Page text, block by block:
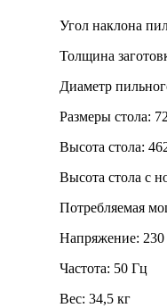
Угол наклона
Толщина
Диаметр
Размеры стола:
Высота стола:
Высота стола с
Потребляемая
Напряжение:
Частота: 50 Гц
Вес: 34,5 кг